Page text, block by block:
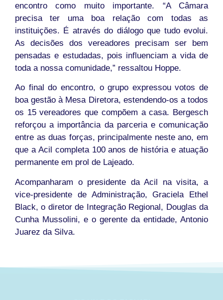
encontro como muito importante. “A Câmara
precisa ter uma boa relação com todas as
instituições. É através do diálogo que tudo evolui.
As decisões dos vereadores precisam ser bem
pensadas e estudadas, pois influenciam a vida de
toda a nossa comunidade,” ressaltou Hoppe.
Ao final do encontro, o grupo expressou votos de
boa gestão à Mesa Diretora, estendendo-os a todos
os 15 vereadores que compõem a casa. Bergesch
reforçou a importância da parceria e comunicação
entre as duas forças, principalmente neste ano, em
que a Acil completa 100 anos de história e atuação
permanente em prol de Lajeado.
Acompanharam o presidente da Acil na visita, a
vice-presidente de Administração, Graciela Ethel
Black, o diretor de Integração Regional, Douglas da
Cunha Mussolini, e o gerente da entidade, Antonio
Juarez da Silva.